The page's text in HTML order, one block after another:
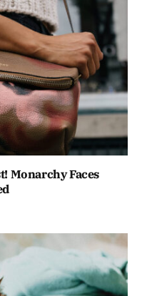
Monarchy Faces